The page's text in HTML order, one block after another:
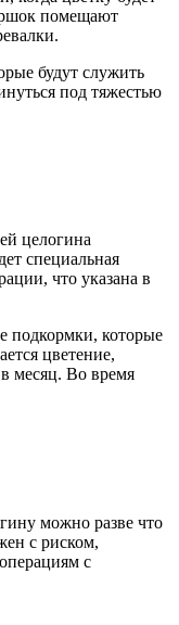
помещают
будут служить
под тяжестью
целогина
специальная
что указана в
подкормки, которые
цветение,
месяц. Во время
можно разве что
с риском,
с